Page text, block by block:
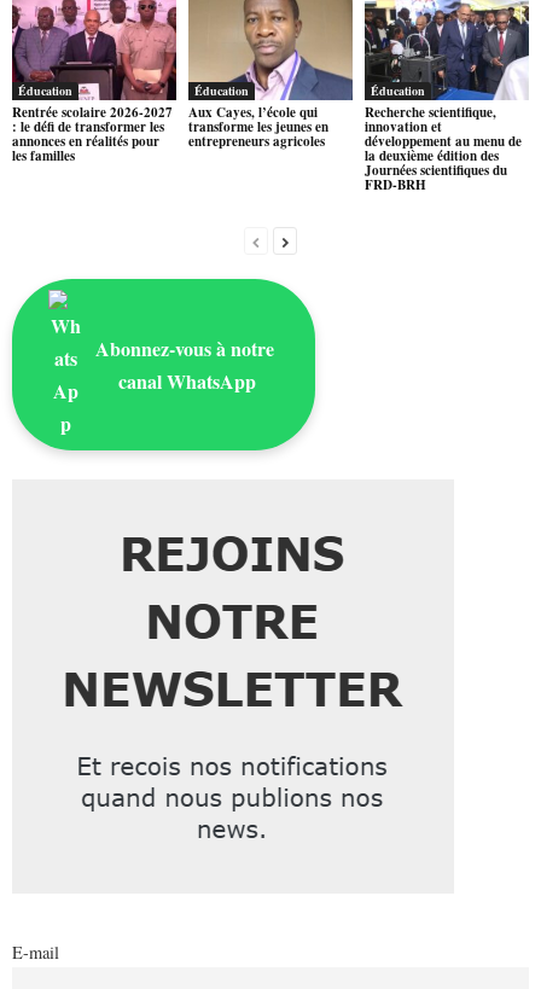
Éducation
Rentrée scolaire 2026-2027
: le défi de transformer les
annonces en réalités pour
les familles
Éducation
Aux Cayes, l’école qui
transforme les jeunes en
entrepreneurs agricoles
Éducation
Recherche scientifique,
innovation et
développement au menu de
la deuxième édition des
Journées scientifiques du
FRD-BRH
Abonnez-vous à notre
canal WhatsApp
E-mail